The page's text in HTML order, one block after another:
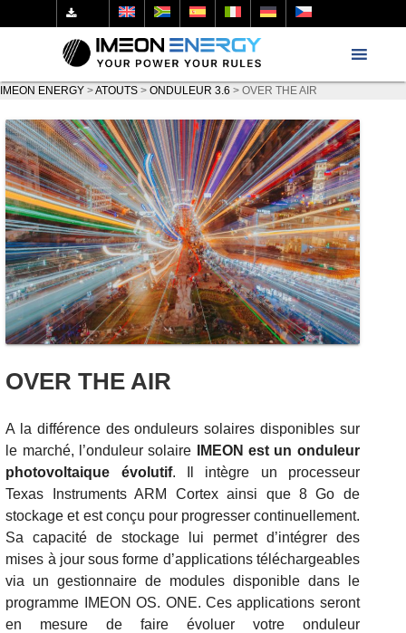
IMEON ENERGY >ATOUTS > ONDULEUR 3.6 > OVER THE AIR
OVER THE AIR
A la différence des onduleurs solaires disponibles sur
le marché, l’onduleur solaire IMEON est un onduleur
photovoltaique évolutif. Il intègre un processeur
Texas Instruments ARM Cortex ainsi que 8 Go de
stockage et est conçu pour progresser continuellement.
Sa capacité de stockage lui permet d’intégrer des
mises à jour sous forme d’applications téléchargeables
via un gestionnaire de modules disponible dans le
programme IMEON OS. ONE. Ces applications seront
en mesure de faire évoluer votre onduleur